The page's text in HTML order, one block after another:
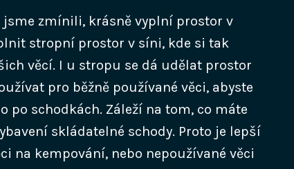
jsme zmínili, krásně vyplní prostor v
stropní prostor v síni, kde si tak
věcí. I u stropu se dá udělat prostor
pro běžně používané věci, abyste
schodkách. Záleží na tom, co máte
skládatelné schody. Proto je lepší
na kempování, nebo nepoužívané věci